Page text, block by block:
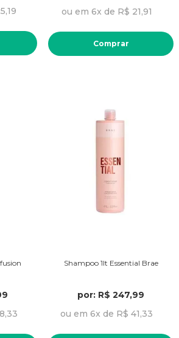
ou em 6x de R$ 21,91
Comprar
Shampoo 1lt Essential Brae
por: R$ 247,99
ou em 6x de R$ 41,33